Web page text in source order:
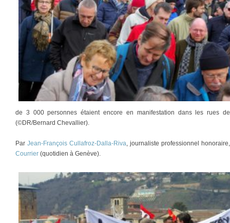
de 3 000 personnes étaient encore en manifestation dans les rues
(©DR/Bernard Chevallier).
Par Jean-François Cullafroz-Dalla-Riva , journaliste professionnel
Courrier (quotidien à Genève).